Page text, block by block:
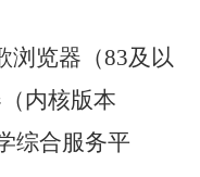
浏览器（83及以
内核版本
综合服务平